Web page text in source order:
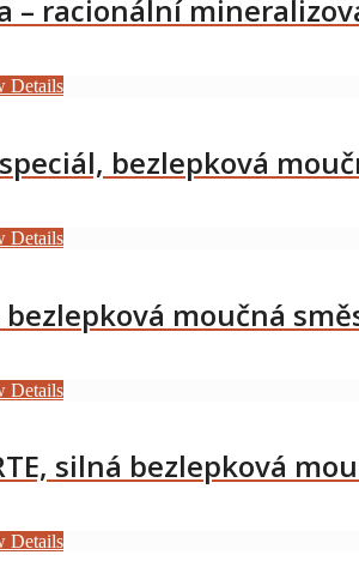
– racionální
Details
speciál, bezlepková
Details
bezlepková moučná
Details
silná bezlepková
Details